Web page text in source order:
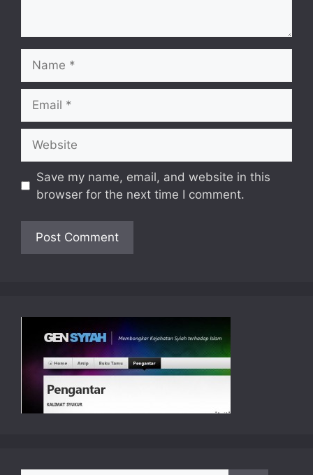
Save my name, email, and website in this
browser for the next time I comment.